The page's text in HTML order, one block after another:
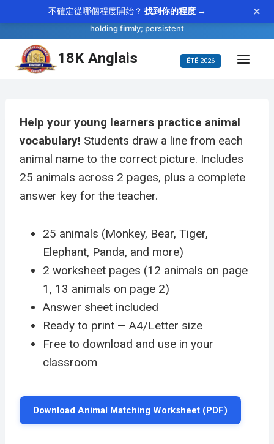
不確定從哪個程度開始？ 找到你的程度 → ×
WORD OF THE DAYtenacious adjective
holding firmly; persistent
18K Anglais ÉTÉ 2026
Help your young learners practice animal
vocabulary! Students draw a line from each
animal name to the correct picture. Includes
25 animals across 2 pages, plus a complete
answer key for the teacher.
25 animals (Monkey, Bear, Tiger,
Elephant, Panda, and more)
2 worksheet pages (12 animals on page
1, 13 animals on page 2)
Answer sheet included
Ready to print — A4/Letter size
Free to download and use in your
classroom
Download Animal Matching Worksheet (PDF)